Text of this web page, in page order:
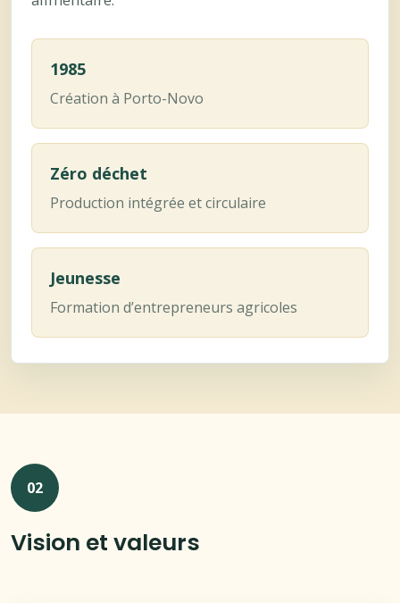
1985
Création à Porto-Novo
Zéro déchet
Production intégrée et circulaire
Jeunesse
Formation d’entrepreneurs agricoles
02
Vision et valeurs